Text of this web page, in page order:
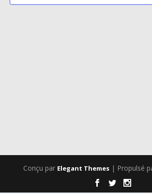
Conçu par Elegant Themes| Propulsé